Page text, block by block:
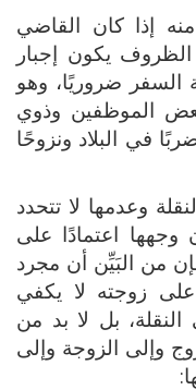
إذا كان القاضي
يكون إجبار
السفر ضروريًا، وهو
الموظفين وذوي
في البلاد ونزوحًا
وعدمها لا تتحدد
وجهها اعتمادًا على
من البَيِّن أن مجرد
زوجته لا يكفي
بل لا بد من
وإلى الزوجة وإلى